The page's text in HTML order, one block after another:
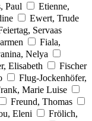
Paul
Etienne,
Ewert, Trude
Servaas
Fiala,
Nelya
Elisabeth
Fischer
Flug-Jockenhöfer,
Marie Luise
Freund, Thomas
Eleni
Frölich,